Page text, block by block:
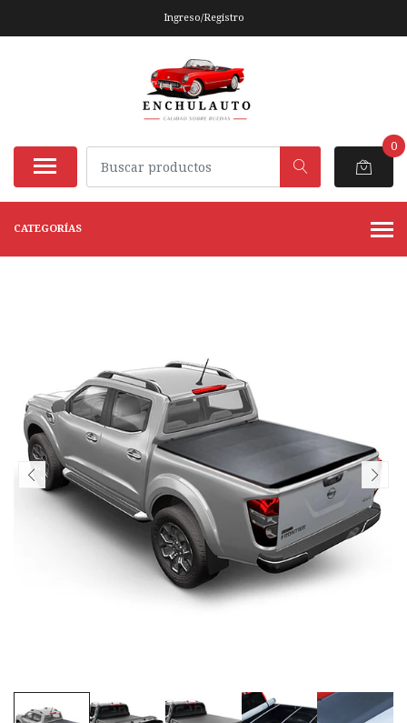
Ingreso/Registro
0
CATEGORÍAS